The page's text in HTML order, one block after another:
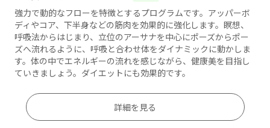
強力で動的なフローを特徴とするプログラムです。アッパーボ
ディやコア、下半身などの筋肉を効果的に強化します。瞑想、
呼吸法からはじまり、立位のアーサナを中心にポーズからポー
ズへ流れるように、呼吸と合わせ体をダイナミックに動かしま
す。体の中でエネルギーの流れを感じながら、健康美を目指し
ていきましょう。ダイエットにも効果的です。
詳細を見る